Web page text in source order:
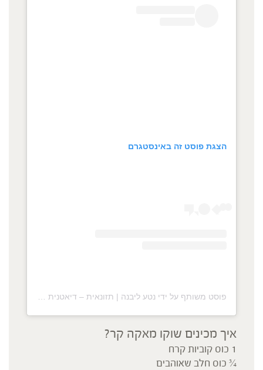
הצגת פוסט זה באינסטגרם
פוסט משותף על ידי ‏‎נטע ליבנה | תזונאית – דיאטנית קלינית • ירידה במשקל‎‏ (@‏‎netalivne‎‏)
איך מכינים שוקו מאקה קר?
1 כוס קוביות קרח
¾ כוס חלב שאוהבים